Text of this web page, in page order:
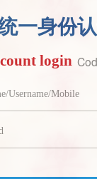
一身份
login